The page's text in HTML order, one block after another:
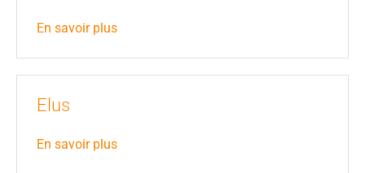
En savoir plus
Elus
En savoir plus